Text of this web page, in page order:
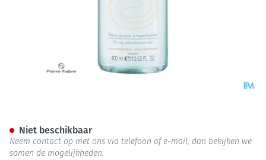
Niet beschikbaar
Neem contact op met ons via telefoon of e-mail, dan bekijken we
samen de mogelijkheden.